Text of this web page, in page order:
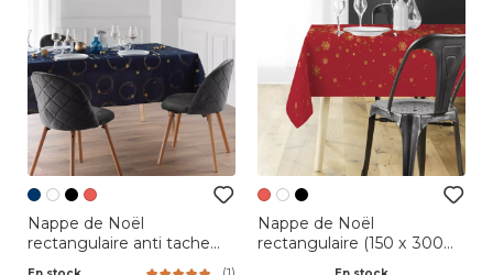
Nappe de Noël
rectangulaire anti tache
Nappe de Noël
rectangulaire (150 x 300